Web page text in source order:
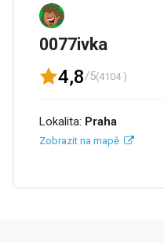
0077ivka
4,8/5(4104 )
Lokalita: Praha
Zobrazit na mapě